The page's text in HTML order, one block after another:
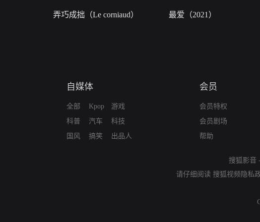
弄巧成拙（Le corniaud） 最爱（2021）
自媒体
全部
科普
国风
Kpop
汽车
搞笑
游戏
科技
出品人
会员
会员特权
会员剧场
帮助
搜狐影音 -
请仔细阅读 搜狐视频隐私